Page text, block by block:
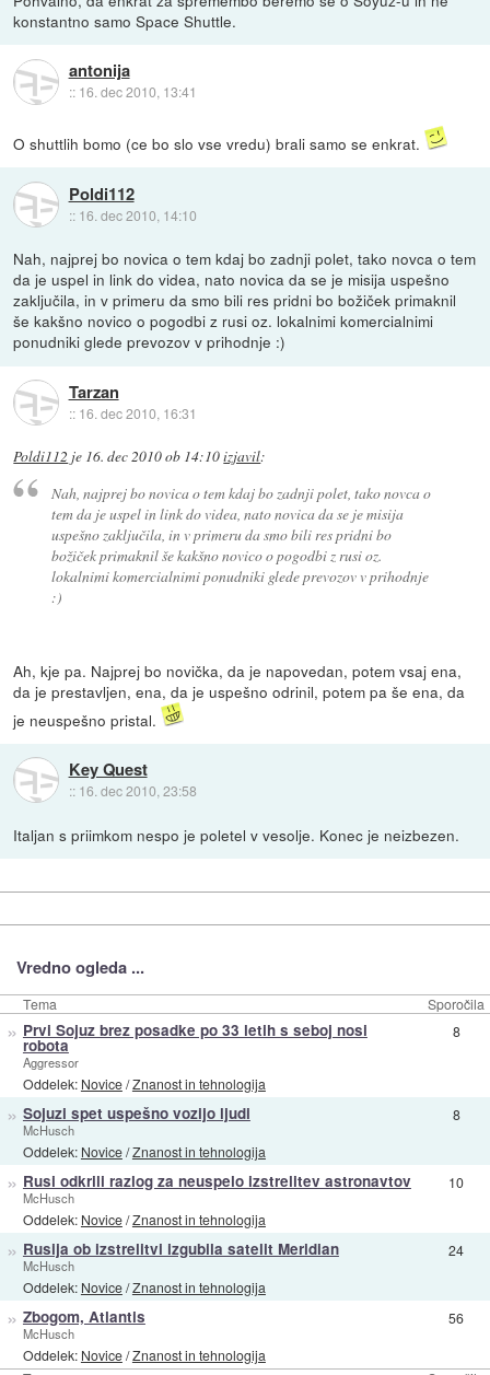
konstantno samo Space Shuttle.
antonija
:: 16. dec 2010, 13:41
O shuttlih bomo (ce bo slo vse vredu) brali samo se enkrat.
Poldi112
:: 16. dec 2010, 14:10
Nah, najprej bo novica o tem kdaj bo zadnji polet, tako novca o tem
da je uspel in link do videa, nato novica da se je misija uspešno
zaključila, in v primeru da smo bili res pridni bo božiček primaknil
še kakšno novico o pogodbi z rusi oz. lokalnimi komercialnimi
ponudniki glede prevozov v prihodnje :)
Tarzan
:: 16. dec 2010, 16:31
Poldi112 je 16. dec 2010 ob 14:10izjavil:
Nah, najprej bo novica o tem kdaj bo zadnji polet, tako novca o
tem da je uspel in link do videa, nato novica da se je misija
uspešno zaključila, in v primeru da smo bili res pridni bo
božiček primaknil še kakšno novico o pogodbi z rusi oz.
lokalnimi komercialnimi ponudniki glede prevozov v prihodnje
:)
Ah, kje pa. Najprej bo novička, da je napovedan, potem vsaj ena,
da je prestavljen, ena, da je uspešno odrinil, potem pa še ena, da
je neuspešno pristal.
Key Quest
:: 16. dec 2010, 23:58
Italjan s priimkom nespo je poletel v vesolje. Konec je neizbezen.
Vredno ogleda ...
Tema Sporočila
» Prvi Sojuz brez posadke po 33 letih s seboj nosi
robota
Aggressor
Oddelek: Novice/Znanost in tehnologija
8
» Sojuzi spet uspešno vozijo ljudi
McHusch
Oddelek: Novice/Znanost in tehnologija
8
» Rusi odkrili razlog za neuspelo izstrelitev astronavtov
McHusch
Oddelek: Novice/Znanost in tehnologija
10
» Rusija ob izstrelitvi izgubila satelit Meridian
McHusch
Oddelek: Novice/Znanost in tehnologija
24
» Zbogom, Atlantis
McHusch
Oddelek: Novice/Znanost in tehnologija
56